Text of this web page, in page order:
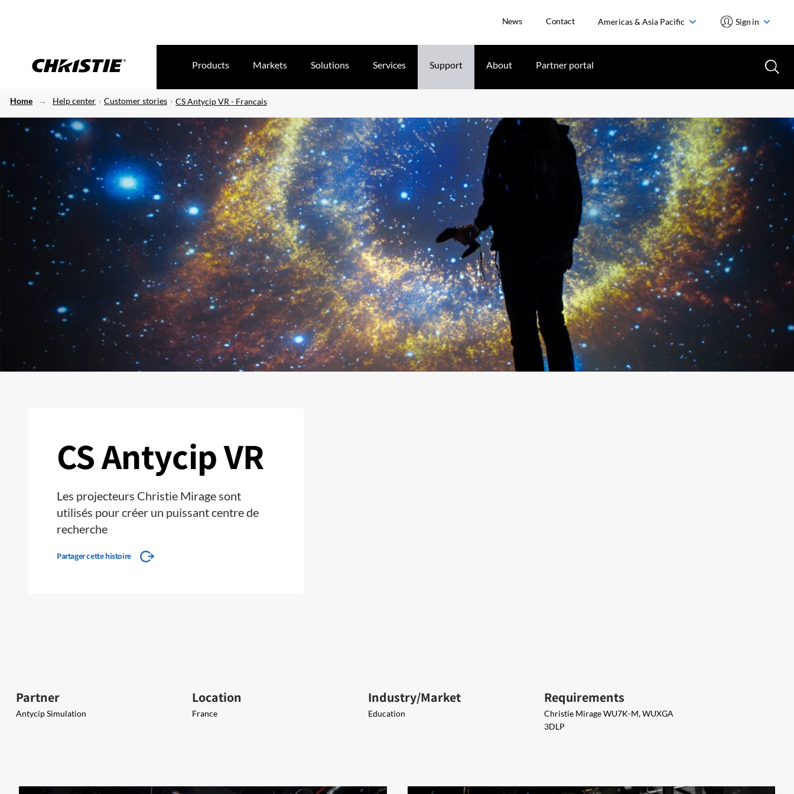
News Contact Americas & Asia Pacific Sign in
Products Markets Solutions Services Support About Partner portal
Home Help center Customer stories CS Antycip VR - Francais
CS Antycip VR
Les projecteurs Christie Mirage sont
utilisés pour créer un puissant centre de
recherche
Partager cette histoire
Partner
Antycip Simulation
Location
France
Industry/Market
Education
Requirements
Christie Mirage WU7K-M, WUXGA
3DLP